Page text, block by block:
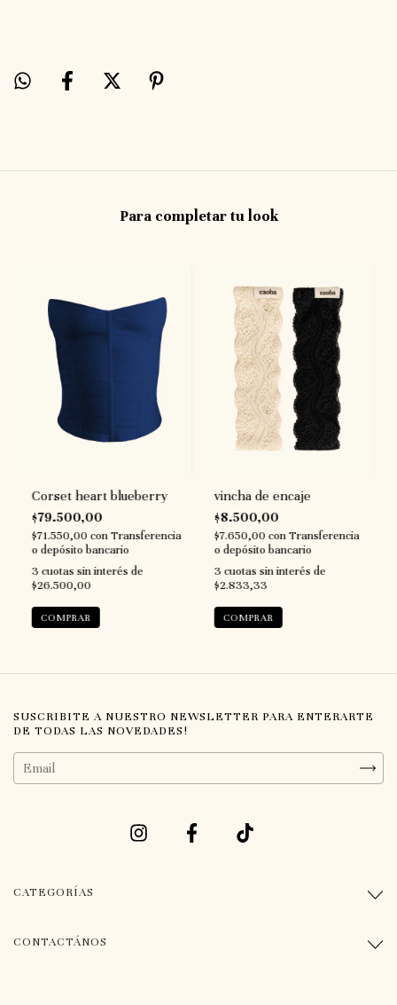
Para completar tu look
Corset heart blueberry
$79.500,00
$71.550,00 con Transferencia
o depósito bancario
3 cuotas sin interés de
$26.500,00
COMPRAR
vincha de encaje
$8.500,00
$7.650,00 con Transferencia
o depósito bancario
3 cuotas sin interés de
$2.833,33
COMPRAR
SUSCRIBITE A NUESTRO NEWSLETTER PARA ENTERARTE
DE TODAS LAS NOVEDADES!
CATEGORÍAS
CONTACTÁNOS